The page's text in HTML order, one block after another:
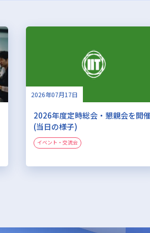
2026年07月17日
2026年度定時総会・懇親会を開
(当日の様子)
イベント・交流会